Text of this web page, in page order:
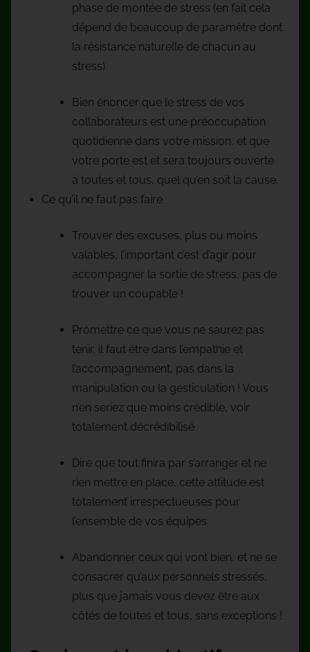
phase de montée de stress (en fait cela
dépend de beaucoup de paramètre dont
la résistance naturelle de chacun au
stress)
Bien énoncer que le stress de vos
collaborateurs est une préoccupation
quotidienne dans votre mission, et que
votre porte est et sera toujours ouverte
à toutes et tous, quel qu’en soit la cause.
Ce qu’il ne faut pas faire
Trouver des excuses, plus ou moins
valables, l’important c’est d’agir pour
accompagner la sortie de stress, pas de
trouver un coupable !
Promettre ce que vous ne saurez pas
tenir, il faut être dans l’empathie et
l’accompagnement, pas dans la
manipulation ou la gesticulation ! Vous
n’en seriez que moins crédible, voir
totalement décrédibilisé
Dire que tout finira par s’arranger et ne
rien mettre en place, cette attitude est
totalement irrespectueuses pour
l’ensemble de vos équipes
Abandonner ceux qui vont bien, et ne se
consacrer qu’aux personnels stressés,
plus que jamais vous devez être aux
côtés de toutes et tous, sans exceptions !